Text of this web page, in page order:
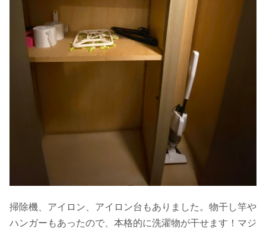
掃除機、アイロン、アイロン台もありました。物干し竿や
ハンガーもあったので、本格的に洗濯物が干せます！マジ